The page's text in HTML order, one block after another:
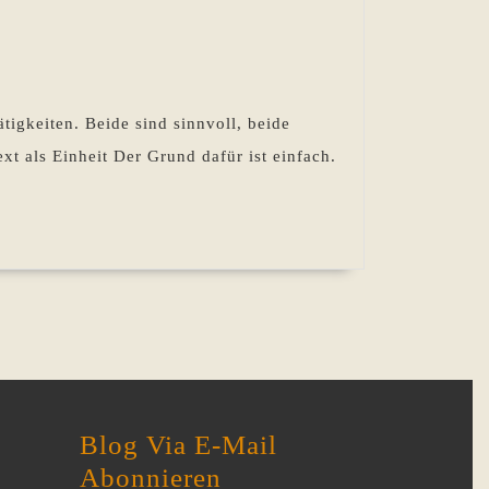
Beide sind sinnvoll, beide
als Einheit Der Grund dafür ist einfach.
Blog Via E-Mail
Abonnieren